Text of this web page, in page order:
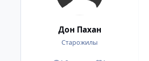
Дон Пахан
Старожилы